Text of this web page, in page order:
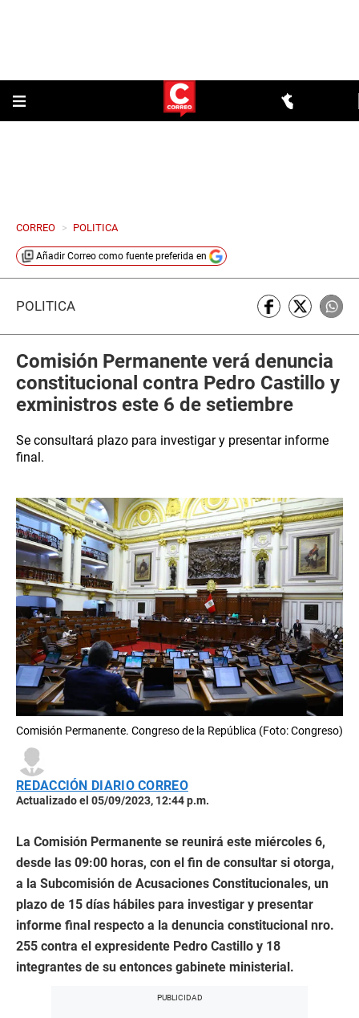
CORREO > POLITICA
Añadir Correo como fuente preferida en
POLÍTICA
Comisión Permanente verá denuncia
constitucional contra Pedro Castillo y
exministros este 6 de setiembre
Se consultará plazo para investigar y presentar informe
final.
Comisión Permanente. Congreso de la República (Foto: Congreso)
REDACCIÓN DIARIO CORREO
Actualizado el 05/09/2023, 12:44 p.m.
La Comisión Permanente se reunirá este miércoles 6,
desde las 09:00 horas, con el fin de consultar si otorga,
a la Subcomisión de Acusaciones Constitucionales, un
plazo de 15 días hábiles para investigar y presentar
informe final respecto a la denuncia constitucional nro.
255 contra el expresidente Pedro Castillo y 18
integrantes de su entonces gabinete ministerial.